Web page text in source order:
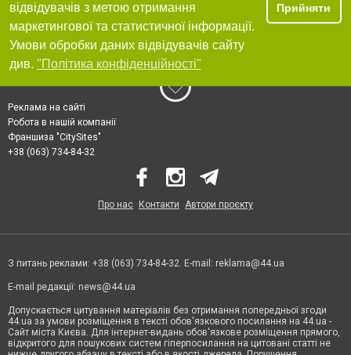
відвідувачів з метою отримання
маркетингової та статистичної інформації.
Умови обробки даних відвідувачів сайту
див. "Політика конфіденційності"
Прийняти
Реклама на сайті
Робота в нашій компанії
Франшиза "CitySites"
+38 (063) 734-84-32
Про нас Контакти Автори проєкту
З питань реклами: +38 (063) 734-84-32. E-mail: reklama@44.ua
E-mail редакції: news@44.ua
Допускається цитування матеріалів без отримання попередньої згоди
44.ua за умови розміщення в тексті обов'язкового посилання на 44.ua -
Сайт міста Києва. Для інтернет-видань обов'язкове розміщення прямого,
відкритого для пошукових систем гіперпосилання на цитовані статті не